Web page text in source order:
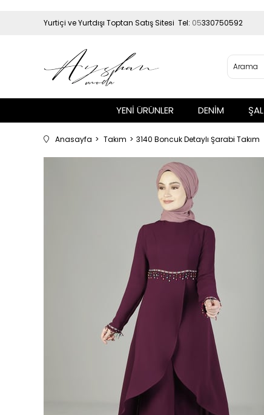
Yurtiçi ve Yurtdışı Toptan Satış Sitesi Tel: 05330750592
YENİ ÜRÜNLER DENİM ŞAL
Anasayfa Takım 3140 Boncuk Detaylı Şarabi Takım